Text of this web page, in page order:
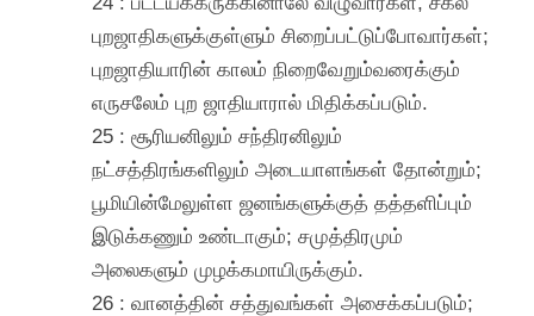
புறஜாதிகளுக்குள்ளும் சிறைப்பட்டுப்போவார்கள்;
புறஜாதியாரின் காலம் நிறைவேறும்வரைக்கும்
எருசலேம் புற ஜாதியாரால் மிதிக்கப்படும்.
25 : சூரியனிலும் சந்திரனிலும்
நட்சத்திரங்களிலும் அடையாளங்கள் தோன்றும்;
பூமியின்மேலுள்ள ஜனங்களுக்குத் தத்தளிப்பும்
இடுக்கணும் உண்டாகும்; சமுத்திரமும்
அலைகளும் முழக்கமாயிருக்கும்.
26 : வானத்தின் சத்துவங்கள் அசைக்கப்படும்;